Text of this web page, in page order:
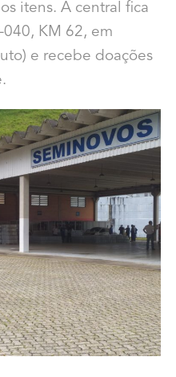
itens. A central fica
040, KM 62, em
e recebe doações